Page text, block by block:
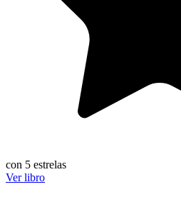
con 5 estrelas
Ver libro